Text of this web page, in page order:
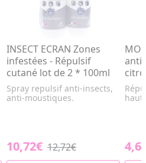
INSECT ECRAN Zones
infestées - Répulsif
cutané lot de 2 * 100ml
Spray repulsif anti-insects,
anti-moustiques.
10,72€ 12,72€